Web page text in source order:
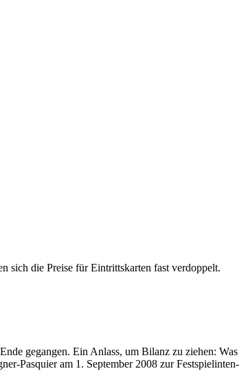
sich die Prei­se für Ein­tritts­kar­ten fast ver­dop­pelt.
ge­gan­gen. Ein An­lass, um Bi­lanz zu zie­hen: Was
Pas­quier am 1. Sep­tem­ber 2008 zur Fest­spiel­in­ten­